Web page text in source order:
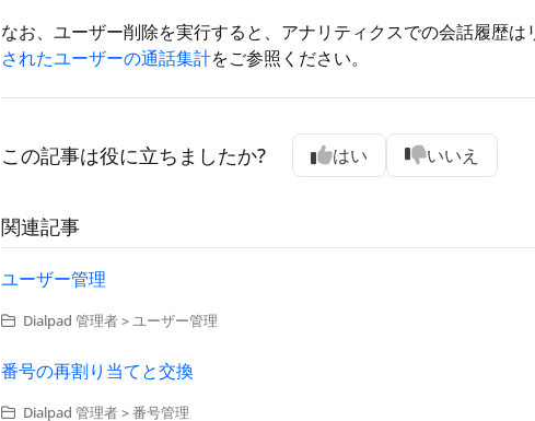
なお、ユーザー削除を実行すると、アナリティクスでの会話履歴
されたユーザーの通話集計をご参照ください。
この記事は役に立ちましたか? はい いいえ
関連記事
ユーザー管理
Dialpad 管理者 > ユーザー管理
番号の再割り当てと交換
Dialpad 管理者 > 番号管理